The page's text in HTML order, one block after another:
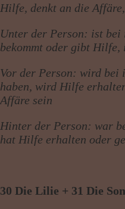
Hilfe, denkt an die
Unter der Person: ist
bekommt oder gibt
Vor der Person: wird bei
haben, wird Hilfe
Affäre sein
Hinter der Person: war
hat Hilfe erhalten oder
30 Die Lilie + 31 Die